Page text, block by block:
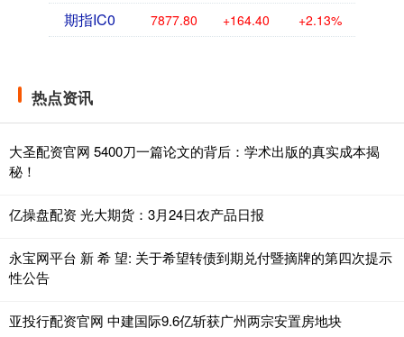
期指IC0 7877.80 +164.40 +2.13%
热点资讯
大圣配资官网 5400刀一篇论文的背后：学术出版的真实成本揭
秘！
亿操盘配资 光大期货：3月24日农产品日报
永宝网平台 新 希 望: 关于希望转债到期兑付暨摘牌的第四次提示
性公告
亚投行配资官网 中建国际9.6亿斩获广州两宗安置房地块